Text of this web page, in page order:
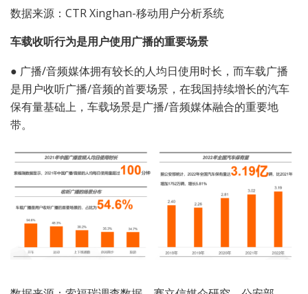
数据来源：CTR Xinghan-移动用户分析系统
车载收听行为是用户使用广播的重要场景
● 广播/音频媒体拥有较长的人均日使用时长，而车载广播
是用户收听广播/音频的首要场景，在我国持续增长的汽车
保有量基础上，车载场景是广播/音频媒体融合的重要地
带。